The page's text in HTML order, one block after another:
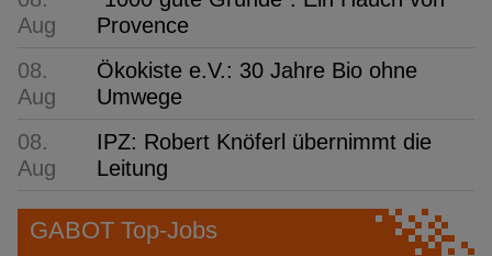
Aug
Provence
08.
Aug
Ökokiste e.V.: 30 Jahre Bio ohne
Umwege
08.
Aug
IPZ: Robert Knöferl übernimmt die
Leitung
GABOT Top-Jobs